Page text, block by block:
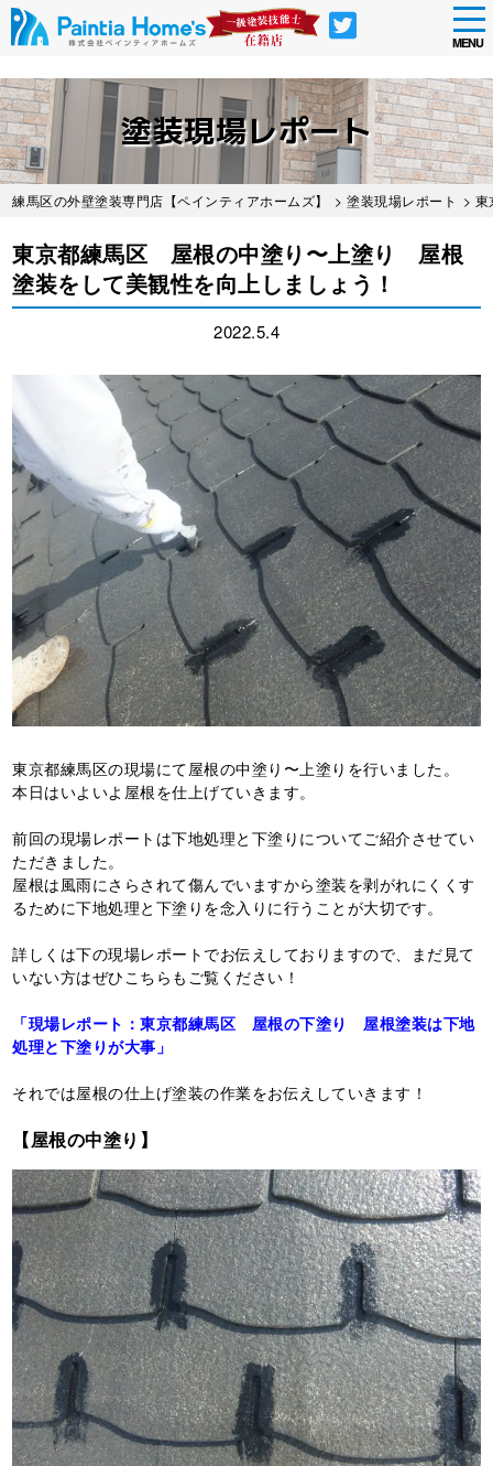
Skip
to
main
content
MENU
塗装現場レポート
練馬区の外壁塗装専門店【ペインティアホームズ】 >塗装現場レポート >
東京都練馬区 屋根の中塗り〜上塗り 屋根
塗装をして美観性を向上しましょう！
2022.5.4
東京都練馬区の現場にて屋根の中塗り〜上塗りを行いました。
本日はいよいよ屋根を仕上げていきます。
前回の現場レポートは下地処理と下塗りについてご紹介させてい
ただきました。
屋根は風雨にさらされて傷んでいますから塗装を剥がれにくくす
るために下地処理と下塗りを念入りに行うことが大切です。
詳しくは下の現場レポートでお伝えしておりますので、まだ見て
いない方はぜひこちらもご覧ください！
「現場レポート：東京都練馬区 屋根の下塗り 屋根塗装は下地
処理と下塗りが大事」
それでは屋根の仕上げ塗装の作業をお伝えしていきます！
【屋根の中塗り】